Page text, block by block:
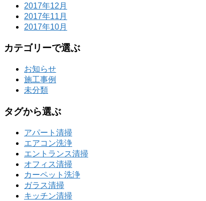
2017年12月
2017年11月
2017年10月
カテゴリーで選ぶ
お知らせ
施工事例
未分類
タグから選ぶ
アパート清掃
エアコン洗浄
エントランス清掃
オフィス清掃
カーペット洗浄
ガラス清掃
キッチン清掃